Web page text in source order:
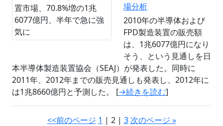
場分析
2010年の半導体および
FPD製造装置の販売額
は、1兆6077億円になり
そう、という見通しを日
本半導体製造装置協会（SEAJ）が発表した。同時に
2011年、2012年までの販売見通しも発表し、2012年に
は1兆8660億円と予測した。 [→続きを読む]
<<前のページ 1 | 2 | 3 次のページ »